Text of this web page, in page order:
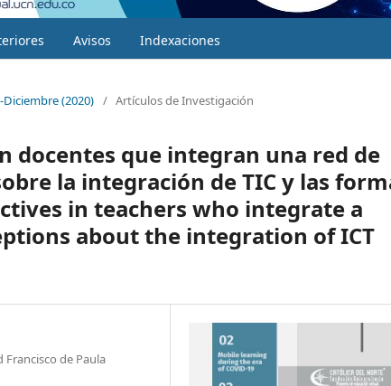
Avisos Indexaciones
(2020) / Artículos de Investigación
docentes que integran una red de
la integración de TIC y las
in teachers who integrate a
about the integration of ICT
de Paula